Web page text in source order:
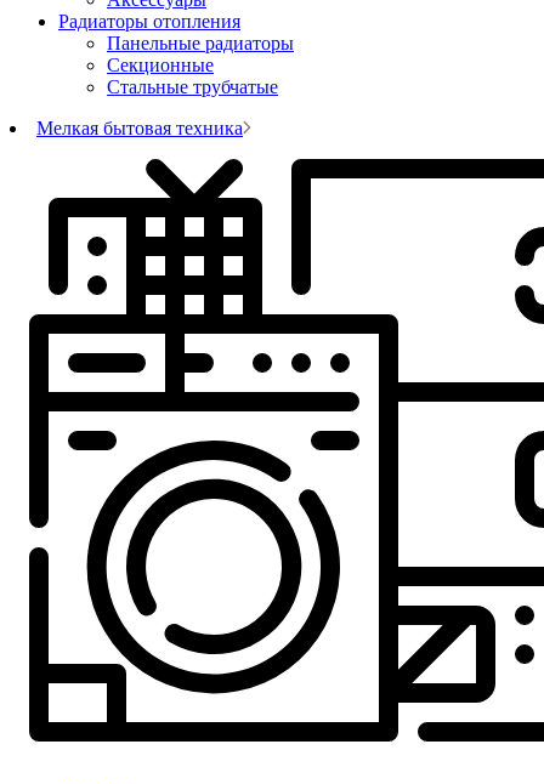
Радиаторы отопления
Панельные радиаторы
Секционные
Стальные трубчатые
Мелкая бытовая техника